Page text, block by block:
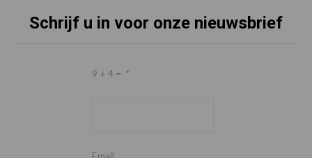
Schrijf u in voor onze nieuwsbrief
9 + 4 = *